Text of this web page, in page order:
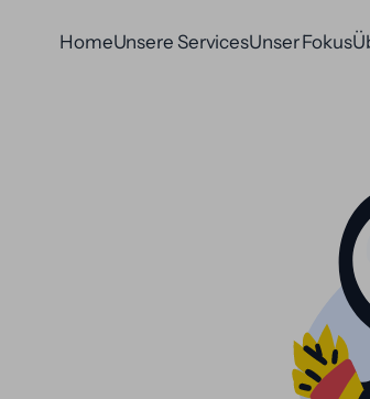
HomeUnsere ServicesUnser Fokus